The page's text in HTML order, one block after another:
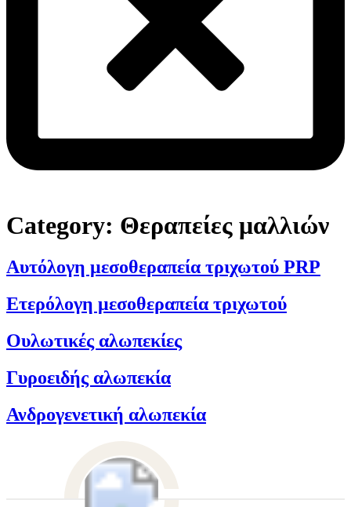
Category: Θεραπείες μαλλιών
Αυτόλογη μεσοθεραπεία τριχωτού PRP
Ετερόλογη μεσοθεραπεία τριχωτού
Ουλωτικές αλωπεκίες
Γυροειδής αλωπεκία
Ανδρογενετική αλωπεκία